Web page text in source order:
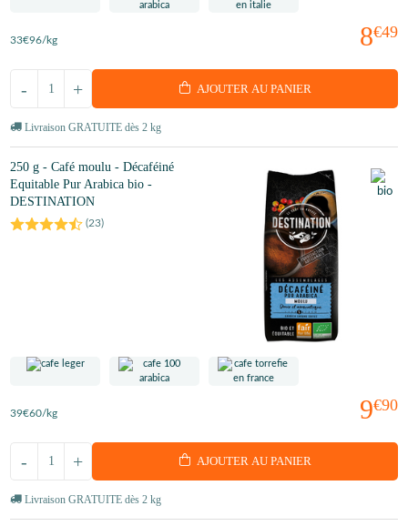
8€49
33€96/kg
+
- AJOUTER AU PANIER
Livraison GRATUITE dès 2 kg
250 g - Café moulu - Décaféiné
Equitable Pur Arabica bio -
DESTINATION
(23)
9€90
39€60/kg
+
- AJOUTER AU PANIER
Livraison GRATUITE dès 2 kg